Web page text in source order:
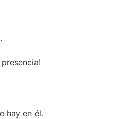
hay en él.